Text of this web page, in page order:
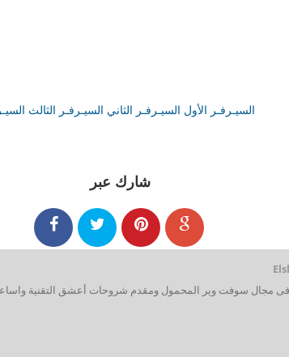
السيـرفـر الأول السيـرفـر الثاني السيـرفـر الثالث
شارك عبر
مجال سوفت وير المحمول ومقدم شروحات أعشق التقنية